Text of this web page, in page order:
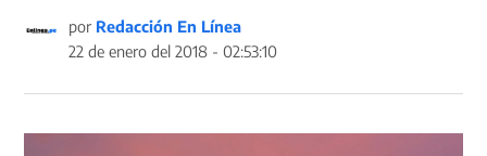
por Redacción En Línea
22 de enero del 2018 - 02:53:10